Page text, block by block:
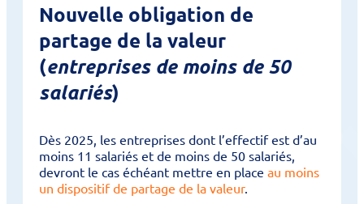
Nouvelle obligation de
partage de la valeur
(entreprises de moins de 50
salariés)
Dès 2025, les entreprises dont l’effectif est d’au
moins 11 salariés et de moins de 50 salariés,
devront le cas échéant mettre en place au moins
un dispositif de partage de la valeur.